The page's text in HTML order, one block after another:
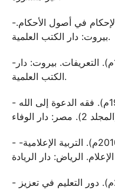
-علي بن محمد الآمدي. (1985م). الإحكام في أصول الأحكام.
بيروت: دار الكتب العلمية.
-علي بن محمد الجرجاني. (1995م). التعريفات. بيروت: دار
الكتب العلمية.
- علي عبد الحليم محمود. (1990م). فقه الدعوة إلى الله
- فهد بن عبد الرحمن الشميمري. (2010م). التربية الإعلامية-
- لطيفة ابراهيم خضر. (2000م). دور التعليم في تعزيز